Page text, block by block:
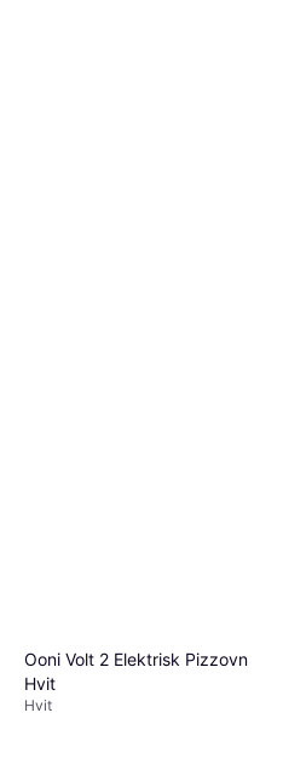
Ooni Volt 2 Elektrisk Pizzovn
Hvit
Hvit